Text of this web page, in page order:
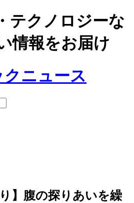
テクノロジーな
情報をお届け
】腹の探りあいを繰